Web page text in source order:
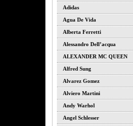
Adidas
Agua De Vida
Alberta Ferretti
Alessandro Dell’acqua
ALEXANDER MC QUEEN
Alfred Sung
Alvarez Gomez
Alviero Martini
Andy Warhol
Angel Schlesser